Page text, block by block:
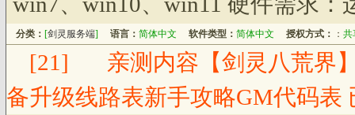
分类： [剑灵服务端] 语言： 简体中文 软件类型： 简体中文 授权方式： ： 共
[21]
亲测内容【剑灵八荒界
备升级线路表新手攻略GM代码表